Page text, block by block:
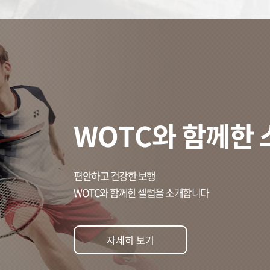
WOTC와 함께한
편안하고 건강한 보행
WOTC와 함께한 셀럽을 소개합니다
자세히 보기